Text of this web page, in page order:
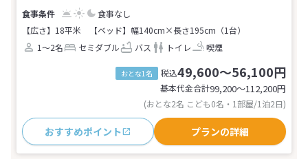
食事なし
【広さ】18平米
【ベッド】幅140cm×長さ195cm（1台）
1～2名
セミダブル バス トイレ 喫煙
おとな1名 税込49,600～56,100円
基本代金合計99,200〜112,200円
(おとな2名 こども0名・1部屋/1泊2日)
おすすめポイント プランの詳細